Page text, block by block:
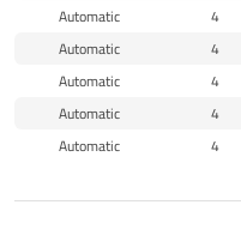
4
Automatic
4
Automatic
4
Automatic
4
Automatic
4
Automatic